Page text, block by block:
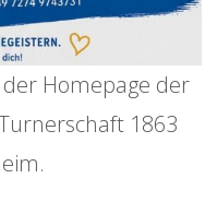
Homepage der
1863